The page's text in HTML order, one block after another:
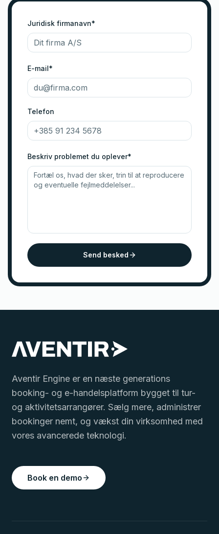
Juridisk firmanavn*
E-mail*
Telefon
Beskriv problemet du oplever*
Send besked
Aventir Engine er en næste generations
booking- og e-handelsplatform bygget til tur-
og aktivitetsarrangører. Sælg mere, administrer
bookinger nemt, og vækst din virksomhed med
vores avancerede teknologi.
Book en demo